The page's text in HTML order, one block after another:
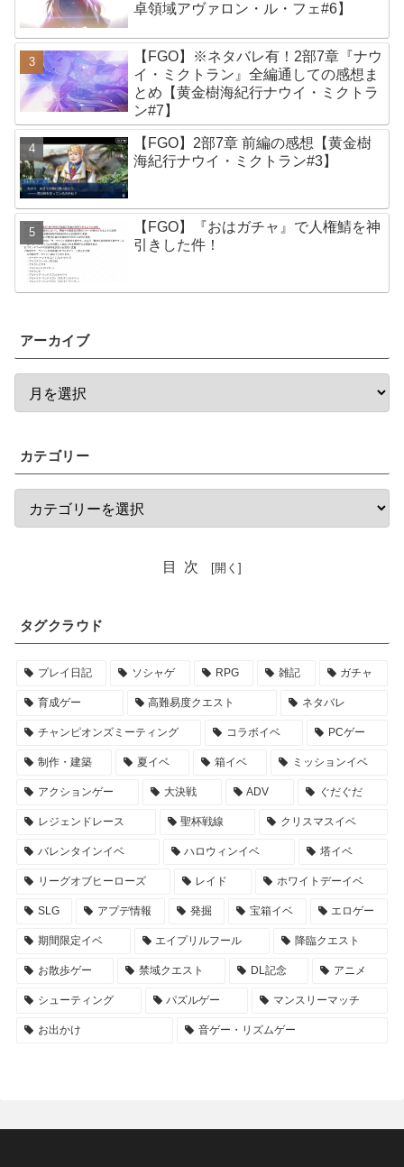
卓領域アヴァロン・ル・フェ#6】
【FGO】※ネタバレ有！2部7章『ナウ
イ・ミクトラン』全編通しての感想ま
とめ【黄金樹海紀行ナウイ・ミクトラ
ン#7】
【FGO】2部7章 前編の感想【黄金樹
海紀行ナウイ・ミクトラン#3】
【FGO】『おはガチャ』で人権鯖を神
引きした件！
アーカイブ
カテゴリー
目次
タグクラウド
プレイ日記 ソシャゲ RPG 雑記 ガチャ
育成ゲー 高難易度クエスト ネタバレ
チャンピオンズミーティング コラボイベ PCゲー
制作・建築 夏イベ 箱イベ ミッションイベ
アクションゲー 大決戦 ADV ぐだぐだ
レジェンドレース 聖杯戦線 クリスマスイベ
バレンタインイベ ハロウィンイベ 塔イベ
リーグオブヒーローズ レイド ホワイトデーイベ
SLG アプデ情報 発掘 宝箱イベ エロゲー
期間限定イベ エイプリルフール 降臨クエスト
お散歩ゲー 禁域クエスト DL記念 アニメ
シューティング パズルゲー マンスリーマッチ
お出かけ 音ゲー・リズムゲー